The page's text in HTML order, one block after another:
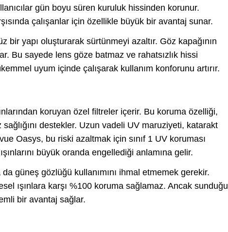
gün boyu süren kuruluk hissinden korunur.
çalışanlar için özellikle büyük bir avantaj sunar.
bir yapı oluşturarak sürtünmeyi azaltır. Göz kapağının
Bu sayede lens göze batmaz ve rahatsızlık hissi
uyum içinde çalışarak kullanım konforunu artırır.
koruyan özel filtreler içerir. Bu koruma özelliği,
destekler. Uzun vadeli UV maruziyeti, katarakt
Oasys, bu riski azaltmak için sınıf 1 UV koruması
büyük oranda engellediği anlamına gelir.
güneş gözlüğü kullanımını ihmal etmemek gerekir.
ışınlara karşı %100 koruma sağlamaz. Ancak sunduğu
bir avantaj sağlar.